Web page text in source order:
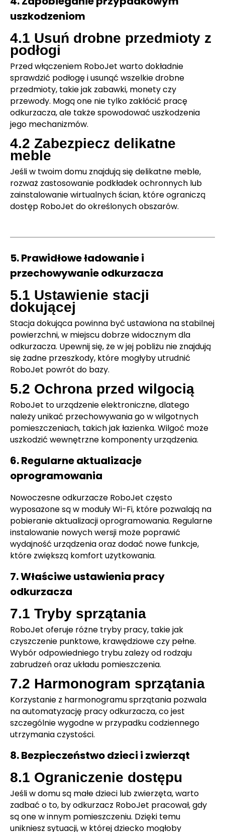
uszkodzeniom
4.1 Usuń drobne przedmioty z
podłogi
Przed włączeniem RoboJet warto dokładnie
sprawdzić podłogę i usunąć wszelkie drobne
przedmioty, takie jak zabawki, monety czy
przewody. Mogą one nie tylko zakłócić pracę
odkurzacza, ale także spowodować uszkodzenia
jego mechanizmów.
4.2 Zabezpiecz delikatne
meble
Jeśli w twoim domu znajdują się delikatne meble,
rozważ zastosowanie podkładek ochronnych lub
zainstalowanie wirtualnych ścian, które ograniczą
dostęp RoboJet do określonych obszarów.
5. Prawidłowe ładowanie i
przechowywanie odkurzacza
5.1 Ustawienie stacji
dokującej
Stacja dokująca powinna być ustawiona na stabilnej
powierzchni, w miejscu dobrze widocznym dla
odkurzacza. Upewnij się, że w jej pobliżu nie znajdują
się żadne przeszkody, które mogłyby utrudnić
RoboJet powrót do bazy.
5.2 Ochrona przed wilgocią
RoboJet to urządzenie elektroniczne, dlatego
należy unikać przechowywania go w wilgotnych
pomieszczeniach, takich jak łazienka. Wilgoć może
uszkodzić wewnętrzne komponenty urządzenia.
6. Regularne aktualizacje
oprogramowania
Nowoczesne odkurzacze RoboJet często
wyposażone są w moduły Wi-Fi, które pozwalają na
pobieranie aktualizacji oprogramowania. Regularne
instalowanie nowych wersji może poprawić
wydajność urządzenia oraz dodać nowe funkcje,
które zwiększą komfort użytkowania.
7. Właściwe ustawienia pracy
odkurzacza
7.1 Tryby sprzątania
RoboJet oferuje różne tryby pracy, takie jak
czyszczenie punktowe, krawędziowe czy pełne.
Wybór odpowiedniego trybu zależy od rodzaju
zabrudzeń oraz układu pomieszczenia.
7.2 Harmonogram sprzątania
Korzystanie z harmonogramu sprzątania pozwala
na automatyzację pracy odkurzacza, co jest
szczególnie wygodne w przypadku codziennego
utrzymania czystości.
8. Bezpieczeństwo dzieci i zwierząt
8.1 Ograniczenie dostępu
Jeśli w domu są małe dzieci lub zwierzęta, warto
zadbać o to, by odkurzacz RoboJet pracował, gdy
są one w innym pomieszczeniu. Dzięki temu
unikniesz sytuacji, w której dziecko mogłoby